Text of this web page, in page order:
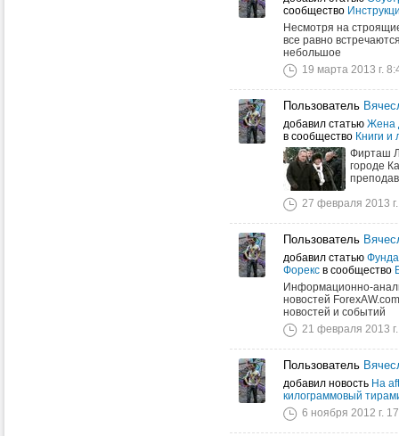
сообщество
Несмотря на
все равно
небольшое
19 марта 2013 г.
Пользователь
добавил статью Жена
в сообщество Книги и
Фирташ
городе
27 февраля 2013
Пользователь
добавил статью
Форекс в сообщество
Информационно-
новостей
новостей и событий
21 февраля 2013
Пользователь
добавил новость На
килограммовый
6 ноября 2012 г.